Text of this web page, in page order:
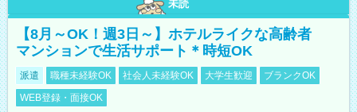
未読
【8月～OK！週3日～】ホテルライクな高齢者
マンションで生活サポート＊時短OK
派遣 職種未経験OK 社会人未経験OK 大学生歓迎
ブランクOK
WEB登録・面接OK